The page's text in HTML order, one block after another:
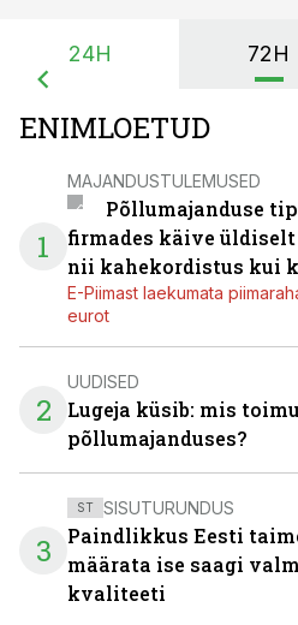
24H 72H
ENIMLOETUD
1
MAJANDUSTULEMUSED
Põllumajanduse
firmades käive
nii kahekordistus kui
E-Piimast laekumata
eurot
2
UUDISED
Lugeja küsib: mis
põllumajanduses?
3
ST SISUTURUNDUS
Paindlikkus Eesti
määrata ise saagi
kvaliteeti